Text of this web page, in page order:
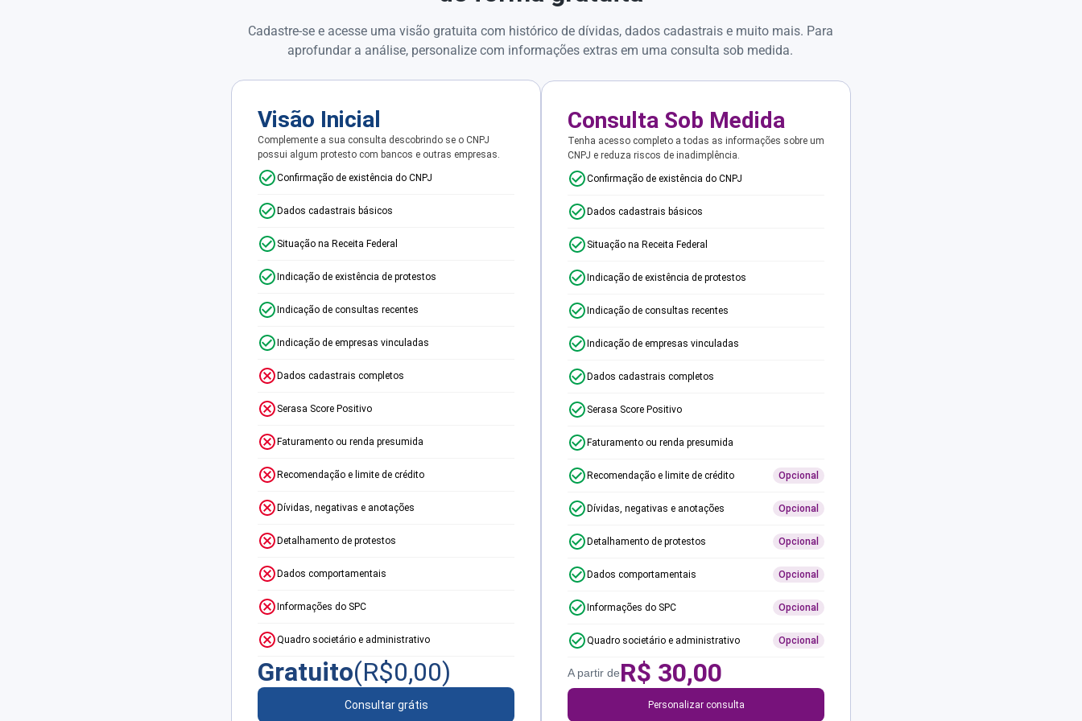
Cadastre-se e acesse uma visão gratuita com histórico de dívidas, dados cadastrais e muito mais. Para
aprofundar a análise, personalize com informações extras em uma consulta sob medida.
Visão Inicial
Complemente a sua consulta descobrindo se o CNPJ
possui algum protesto com bancos e outras empresas.
Confirmação de existência do CNPJ
Dados cadastrais básicos
Situação na Receita Federal
Indicação de existência de protestos
Indicação de consultas recentes
Indicação de empresas vinculadas
Dados cadastrais completos
Serasa Score Positivo
Faturamento ou renda presumida
Recomendação e limite de crédito
Dívidas, negativas e anotações
Detalhamento de protestos
Dados comportamentais
Informações do SPC
Quadro societário e administrativo
Gratuito(R$0,00)
Consultar grátis
Consulta Sob Medida
Tenha acesso completo a todas as informações sobre um
CNPJ e reduza riscos de inadimplência.
Confirmação de existência do CNPJ
Dados cadastrais básicos
Situação na Receita Federal
Indicação de existência de protestos
Indicação de consultas recentes
Indicação de empresas vinculadas
Dados cadastrais completos
Serasa Score Positivo
Faturamento ou renda presumida
Recomendação e limite de crédito Opcional
Dívidas, negativas e anotações Opcional
Detalhamento de protestos Opcional
Dados comportamentais Opcional
Informações do SPC Opcional
Quadro societário e administrativo Opcional
A partir deR$ 30,00
Personalizar consulta